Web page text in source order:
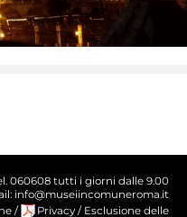
060608 tutti i giorni dalle 9.00
info@museiincomuneroma.it
/ Privacy / Esclusione delle